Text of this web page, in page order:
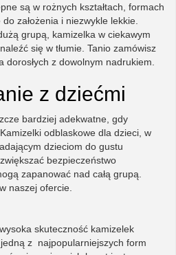
są w rożnych kształtach, formach
założenia i niezwykle lekkie.
grupą, kamizelka w ciekawym
się w tłumie. Tanio zamówisz
z dowolnym nadrukiem.
z dziećmi
bardziej adekwatne, gdy
odblaskowe dla dzieci, w
dzieciom do gustu
bezpieczeństwo
zapanować nad całą grupą.
w naszej ofercie.
skuteczność kamizelek
z najpopularniejszych form